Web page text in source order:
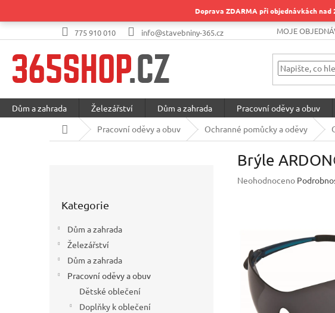
Doprava ZDARMA při objednávkách nad
775 910 010 info@stavebniny-365.cz MOJE
Dům a zahrada Železářství Dům a zahrada Pracovní oděvy a obuv
Domů
Pracovní oděvy a obuv Ochranné pomůcky a oděvy
kategorie
Kategorie
Dům a zahrada
Železářství
Dům a zahrada
Pracovní oděvy a obuv
Dětské oblečení
Doplňky k oblečení
Brýle
Průměrné
hvězdiček.
Neohodnoceno